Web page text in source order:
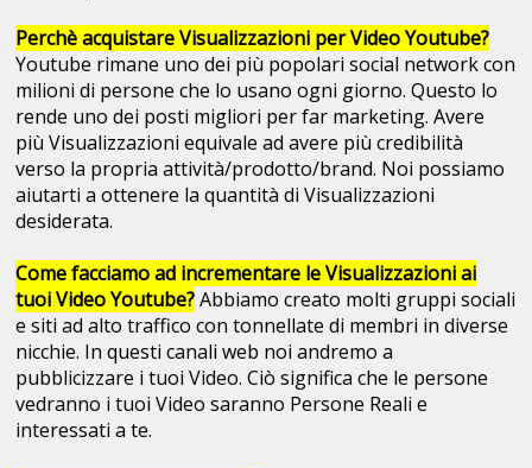
Perchè acquistare Visualizzazioni per Video Youtube?
Youtube rimane uno dei più popolari social network con
milioni di persone che lo usano ogni giorno. Questo lo
rende uno dei posti migliori per far marketing. Avere
più Visualizzazioni equivale ad avere più credibilità
verso la propria attività/prodotto/brand. Noi possiamo
aiutarti a ottenere la quantità di Visualizzazioni
desiderata.
Come facciamo ad incrementare le Visualizzazioni ai
tuoi Video Youtube?Abbiamo creato molti gruppi sociali
e siti ad alto traffico con tonnellate di membri in diverse
nicchie. In questi canali web noi andremo a
pubblicizzare i tuoi Video. Ciò significa che le persone
vedranno i tuoi Video saranno Persone Reali e
interessati a te.